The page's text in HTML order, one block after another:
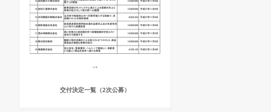
交付決定一覧（2次公募）